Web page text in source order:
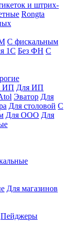
и штрих-
Rongta
С фискальным
1С Без ФН С
ИП Для ИП
Эватор Для
Для столовой С
Для ООО Для
Для магазинов
Пейджеры